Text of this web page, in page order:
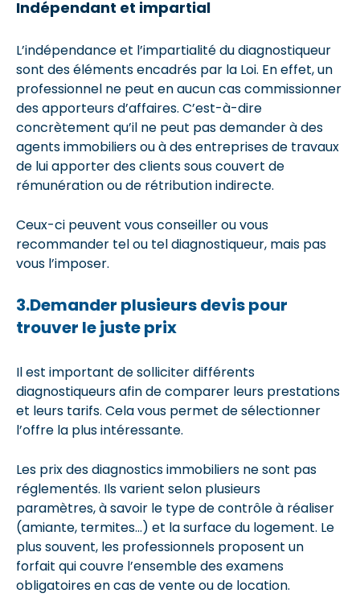
Indépendant et impartial
L’indépendance et l’impartialité du diagnostiqueur
sont des éléments encadrés par la Loi. En effet, un
professionnel ne peut en aucun cas commissionner
des apporteurs d’affaires. C’est-à-dire
concrètement qu’il ne peut pas demander à des
agents immobiliers ou à des entreprises de travaux
de lui apporter des clients sous couvert de
rémunération ou de rétribution indirecte.
Ceux-ci peuvent vous conseiller ou vous
recommander tel ou tel diagnostiqueur, mais pas
vous l’imposer.
3.Demander plusieurs devis pour
trouver le juste prix
Il est important de solliciter différents
diagnostiqueurs afin de comparer leurs prestations
et leurs tarifs. Cela vous permet de sélectionner
l’offre la plus intéressante.
Les prix des diagnostics immobiliers ne sont pas
réglementés. Ils varient selon plusieurs
paramètres, à savoir le type de contrôle à réaliser
(amiante, termites…) et la surface du logement. Le
plus souvent, les professionnels proposent un
forfait qui couvre l’ensemble des examens
obligatoires en cas de vente ou de location.